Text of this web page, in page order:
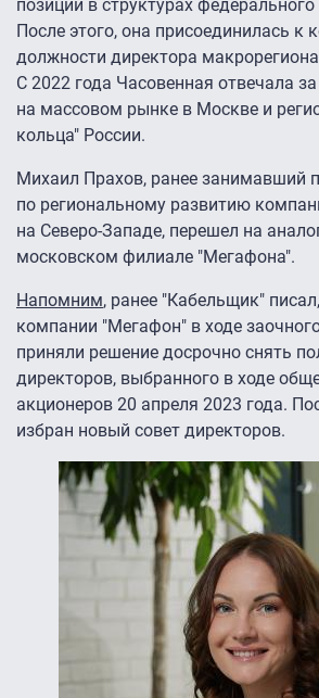
позиции в структурах
После этого, она присоединилась к
должности директора
С 2022 года Часовенная отвечала
на массовом рынке в Москве и
кольца" России.
Михаил Прахов, ранее занимавший
по региональному развитию
на Северо‑Западе, перешел на
московском филиале "Мегафона".
Напомним, ранее "Кабельщик"
компании "Мегафон" в ходе
приняли решение досрочно снять
директоров, выбранного в ходе
акционеров 20 апреля 2023 года.
избран новый совет директоров.